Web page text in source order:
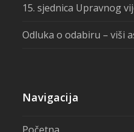
15. sjednica Upravnog
Odluka o odabiru – viši
Navigacija
Početna